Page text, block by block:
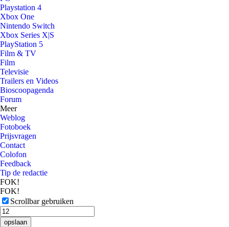
Playstation 4
Xbox One
Nintendo Switch
Xbox Series X|S
PlayStation 5
Film & TV
Film
Televisie
Trailers en Videos
Bioscoopagenda
Forum
Meer
Weblog
Fotoboek
Prijsvragen
Contact
Colofon
Feedback
Tip de redactie
FOK!
FOK!
Scrollbar gebruiken
opslaan